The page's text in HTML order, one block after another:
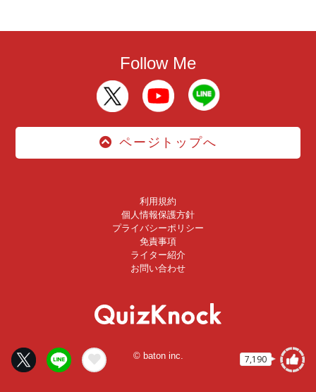
7,190
Follow Me
ページトップへ
利用規約
個人情報保護方針
プライバシーポリシー
免責事項
ライター紹介
お問い合わせ
© baton inc.